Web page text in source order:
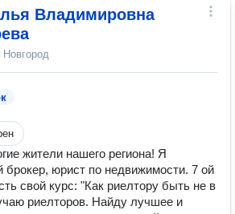
Владимировна
жители нашего региона! Я
брокер, юрист по недвижимости. 7 ой
свой курс: "Как риелтору быть не в
риелторов. Найду лучшее и